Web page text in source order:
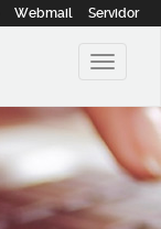
Webmail Servidor